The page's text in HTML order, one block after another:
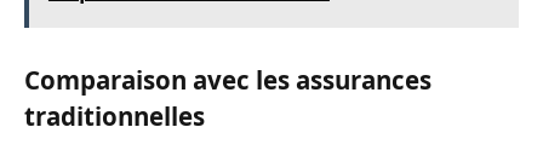
Comparaison avec les assurances
traditionnelles